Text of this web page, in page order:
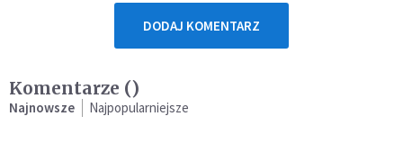
DODAJ KOMENTARZ
Komentarze ()
Najnowsze Najpopularniejsze